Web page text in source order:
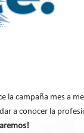
la campaña mes a
a conocer la